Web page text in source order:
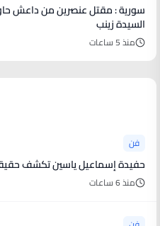
سورية : مقتل عنصرين من داعش
السيدة زينب
منذ 5 ساعات
فن
حفيدة إسماعيل ياسين تكشف
منذ 6 ساعات